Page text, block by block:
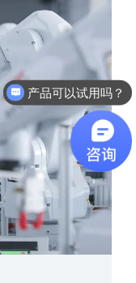
软件有折扣吗？